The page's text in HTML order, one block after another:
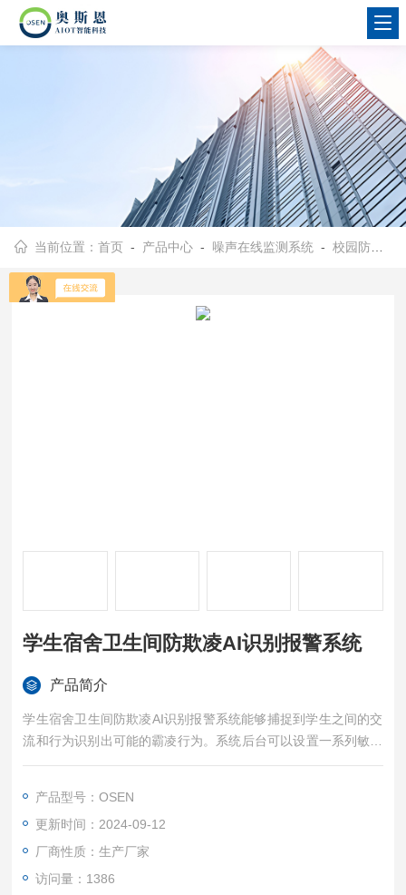
当前位置：首页 - 产品中心 - 噪声在线监测系统 -校园防欺凌识别系统
学生宿舍卫生间防欺凌AI识别报警系统
产品简介
学生宿舍卫生间防欺凌AI识别报警系统能够捕捉到学生之间的交
流和行为识别出可能的霸凌行为。系统后台可以设置一系列敏感
欺凌词汇，如“老师救命“、“救命啊“等。当AI防欺凌终端识别到这
师、宿管或保安人员的手机上。
产品型号：OSEN
更新时间：2024-09-12
厂商性质：生产厂家
访问量：1386